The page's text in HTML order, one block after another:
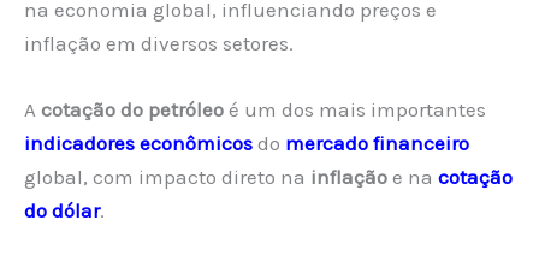
na economia global, influenciando preços e
inflação em diversos setores.
A cotação do petróleo é um dos mais importantes
indicadores econômicos do mercado financeiro
global, com impacto direto na inflação e na cotação
do dólar.